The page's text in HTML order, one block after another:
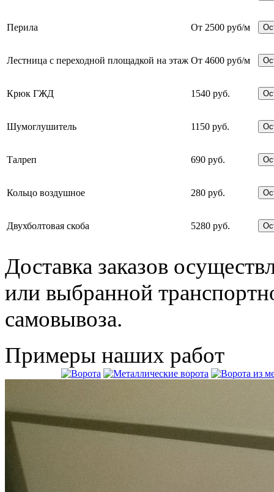
Перила От 2500 руб/м
Лестница с переходной площадкой на этаж От 4600 руб/м
Крюк ГЖД 1540 руб.
Шумоглушитель 1150 руб.
Талреп 690 руб.
Кольцо воздушное 280 руб.
Двухболтовая скоба 5280 руб.
Доставка заказов
или выбранной
самовывоза.
Примеры наших работ